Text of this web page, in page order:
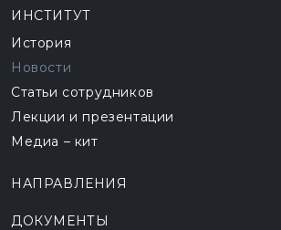
ИНСТИТУТ
История
Новости
Статьи сотрудников
Лекции и презентации
Медиа – кит
НАПРАВЛЕНИЯ
ДОКУМЕНТЫ